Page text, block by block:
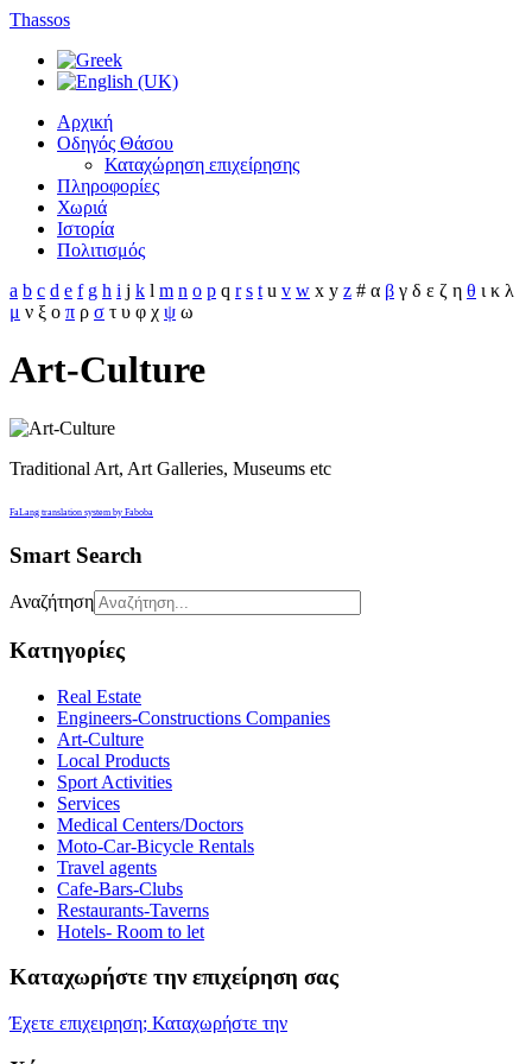
Thassos
Αρχική
Οδηγός Θάσου
Καταχώρηση επιχείρησης
Πληροφορίες
Χωριά
Ιστορία
Πολιτισμός
a b c d e f g h i j k l m n o p q r s t u v w x y z # α β γ δ ε ζ η θ ι κ λ
μ ν ξ ο π ρ σ τ υ φ χ ψ ω
Art-Culture
Traditional Art, Art Galleries, Museums etc
FaLang translation system by Faboba
Smart Search
Αναζήτηση
Κατηγορίες
Real Estate
Engineers-Constructions Companies
Art-Culture
Local Products
Sport Activities
Services
Medical Centers/Doctors
Moto-Car-Bicycle Rentals
Travel agents
Cafe-Bars-Clubs
Restaurants-Taverns
Hotels- Room to let
Καταχωρήστε την επιχείρηση σας
Έχετε επιχειρηση; Καταχωρήστε την